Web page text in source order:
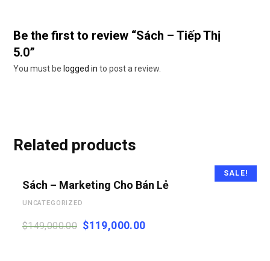
Be the first to review “Sách – Tiếp Thị
5.0”
You must be logged in to post a review.
Related products
SALE!
ADD TO CART
Sách – Marketing Cho Bán Lẻ
UNCATEGORIZED
$149,000.00 $119,000.00